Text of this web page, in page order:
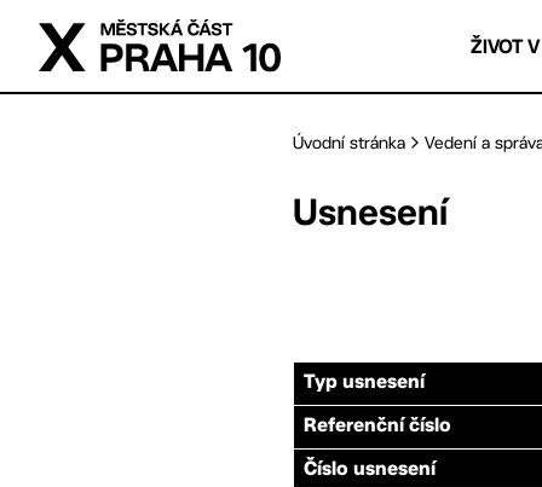
Přejít na hlavní obsah
ŽIVOT
Úvodní stránka Vedení a
Usnesení
Typ usnesení
Referenční číslo
Číslo usnesení